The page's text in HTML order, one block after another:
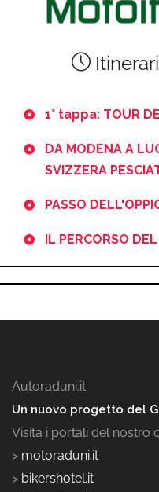
1° tappa: TOUR
DA MODENA A
SVIZZERA
PASSO
IL PERCORSO
Autoraduni.it
Un nuovo progetto del
Visita i portali del nostro
> motoraduni.it
> bikershotel.it